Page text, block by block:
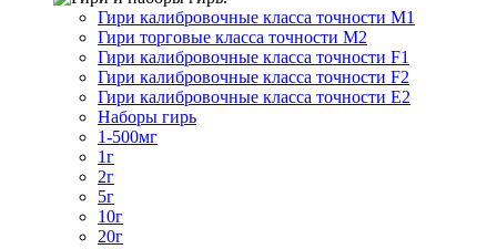
Гири калибровочные класса точности M1
Гири торговые класса точности M2
Гири калибровочные класса точности F1
Гири калибровочные класса точности F2
Гири калибровочные класса точности E2
Наборы гирь
1-500мг
1г
2г
5г
10г
20г